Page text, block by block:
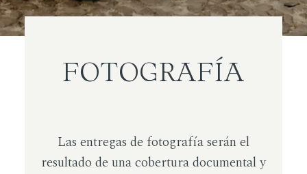
FOTOGRAFÍA
Las entregas de fotografía serán el
resultado de una cobertura documental y